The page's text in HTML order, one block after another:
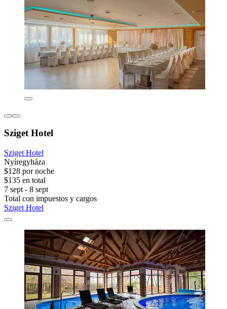
Sziget Hotel
Sziget Hotel
Nyíregyháza
$128 por noche
$135 en total
7 sept - 8 sept
Total con impuestos y cargos
Sziget Hotel